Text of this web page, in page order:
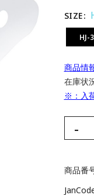
SIZE
HJ-
商品情
在庫状
※：入
-
商品番